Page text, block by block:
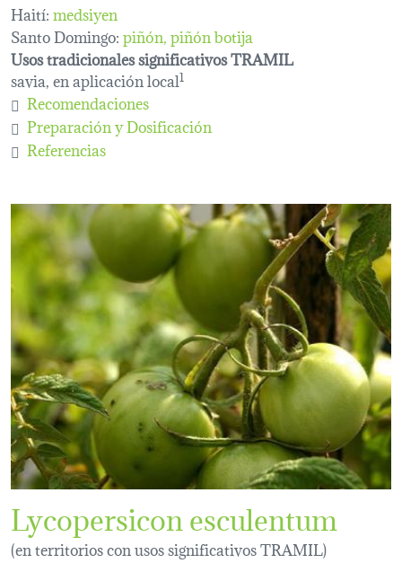
Haití:medsiyen
Santo Domingo:piñón, piñón botija
Usos tradicionales significativos TRAMIL
savia, en aplicación local1
Recomendaciones
Preparación y Dosificación
Referencias
Lycopersicon esculentum
(en territorios con usos significativos TRAMIL)